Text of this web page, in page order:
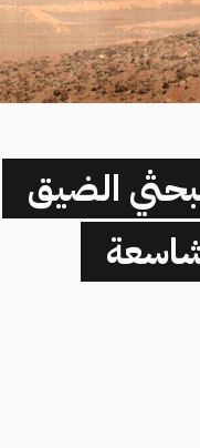
الضيق